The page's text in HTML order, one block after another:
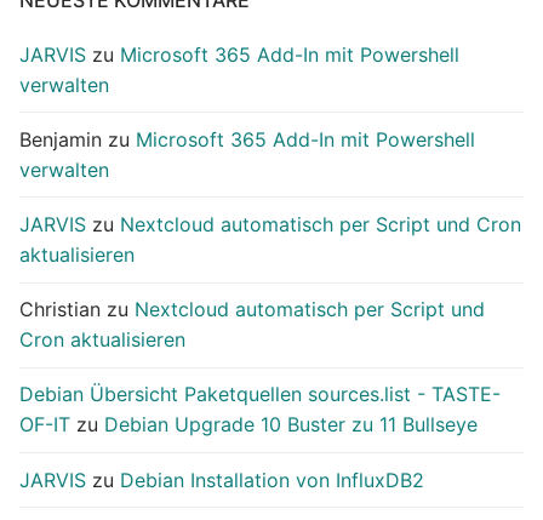
JARVIS zu Microsoft 365 Add-In mit Powershell
verwalten
Benjamin zu Microsoft 365 Add-In mit Powershell
verwalten
JARVIS zu Nextcloud automatisch per Script und Cron
aktualisieren
Christian zu Nextcloud automatisch per Script und
Cron aktualisieren
Debian Übersicht Paketquellen sources.list - TASTE-
OF-IT zu Debian Upgrade 10 Buster zu 11 Bullseye
JARVIS zu Debian Installation von InfluxDB2